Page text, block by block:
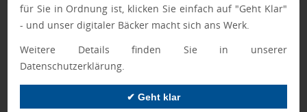
für Sie in Ordnung ist, klicken Sie einfach auf "Geht Klar"
- und unser digitaler Bäcker macht sich ans Werk.
Weitere Details finden Sie in unserer
Datenschutzerklärung.
✔ Geht klar
Artikelnummer: 210-8025-0
Farbe: weiß
26 g